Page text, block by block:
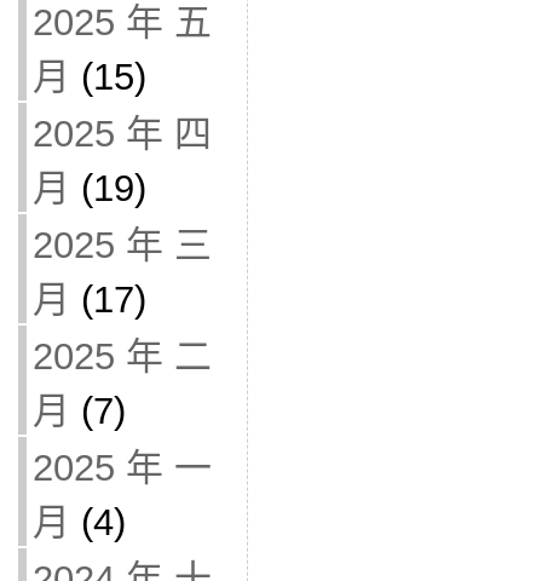
2025 年 五
月 (15)
2025 年 四
月 (19)
2025 年 三
月 (17)
2025 年 二
月 (7)
2025 年 一
月 (4)